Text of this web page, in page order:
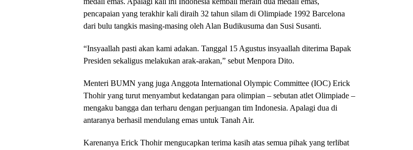
pencapaian yang terakhir kali diraih 32 tahun silam di Olimpiade 1992 Barcelona
dari bulu tangkis masing-masing oleh Alan Budikusuma dan Susi Susanti.
“Insyaallah pasti akan kami adakan. Tanggal 15 Agustus insyaallah diterima Bapak
Presiden sekaligus melakukan arak-arakan,” sebut Menpora Dito.
Menteri BUMN yang juga Anggota International Olympic Committee (IOC) Erick
Thohir yang turut menyambut kedatangan para olimpian – sebutan atlet Olimpiade –
mengaku bangga dan terharu dengan perjuangan tim Indonesia. Apalagi dua di
antaranya berhasil mendulang emas untuk Tanah Air.
Karenanya Erick Thohir mengucapkan terima kasih atas semua pihak yang terlibat